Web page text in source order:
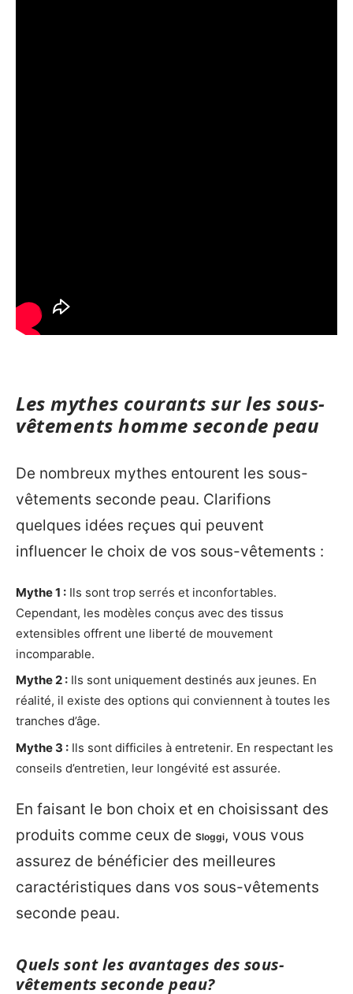
Les mythes courants sur les sous-
vêtements homme seconde peau
De nombreux mythes entourent les sous-
vêtements seconde peau. Clarifions
quelques idées reçues qui peuvent
influencer le choix de vos sous-vêtements :
Mythe 1 : Ils sont trop serrés et inconfortables.
Cependant, les modèles conçus avec des tissus
extensibles offrent une liberté de mouvement
incomparable.
Mythe 2 : Ils sont uniquement destinés aux jeunes. En
réalité, il existe des options qui conviennent à toutes les
tranches d’âge.
Mythe 3 : Ils sont difficiles à entretenir. En respectant les
conseils d’entretien, leur longévité est assurée.
En faisant le bon choix et en choisissant des
produits comme ceux de Sloggi, vous vous
assurez de bénéficier des meilleures
caractéristiques dans vos sous-vêtements
seconde peau.
Quels sont les avantages des sous-
vêtements seconde peau?